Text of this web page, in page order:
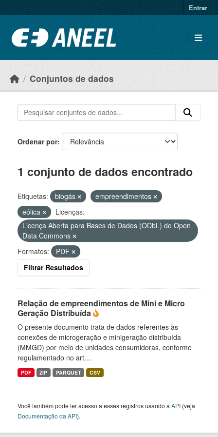
Entrar
Conjuntos de dados
Ordenar por
1 conjunto de dados encontrado
Etiquetas: biogás
empreendimentos
eólica
Licenças:
Licença Aberta para Bases de Dados (ODbL) do Open
Data Commons
Formatos:
PDF
Filtrar Resultados
Relação de empreendimentos de Mini e Micro
Geração Distribuída
O presente documento trata de dados referentes às
conexões de microgeração e minigeração distribuída
(MMGD) por meio de unidades consumidoras, conforme
regulamentado no art....
PDF ZIP PARQUET CSV
Você também pode ter acesso a esses registros usando a API (veja
Documentação da API).